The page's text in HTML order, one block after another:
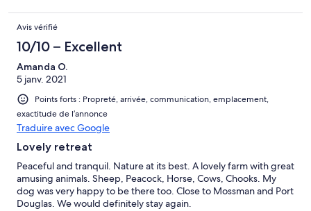
owner the day before and she was so lovely and thankfully the
property was still available for these dates.
Avis vérifié
10/10 – Excellent
Amanda O.
5 janv. 2021
Points forts : Propreté, arrivée, communication, emplacement,
exactitude de l’annonce
Traduire avec Google
Lovely retreat
Peaceful and tranquil. Nature at its best. A lovely farm with great
amusing animals. Sheep, Peacock, Horse, Cows, Chooks. My
dog was very happy to be there too. Close to Mossman and Port
Douglas. We would definitely stay again.